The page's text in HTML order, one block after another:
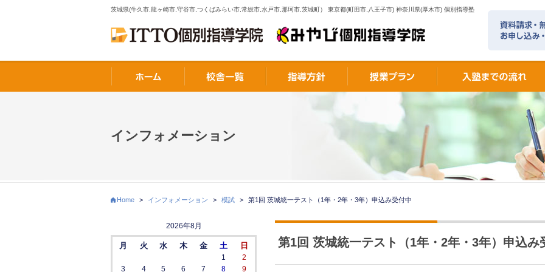
茨城県(牛久市,龍ヶ崎市,守谷市,つくばみらい市,常総市,水戸市,那珂市,茨城町） 東京都(町田市,八王子市) 神奈川県(厚木市) 個別指導塾
インフォメーション
Home > インフォメーション > 模試 > 第1回 茨城統一テスト（1年・2年・3年）申込み受付中
第1回 茨城統一テスト（1年・2年・3年）申込み
2026年8月
月 火 水 木 金 土 日
1
2
3
4 5 6 7 8 9